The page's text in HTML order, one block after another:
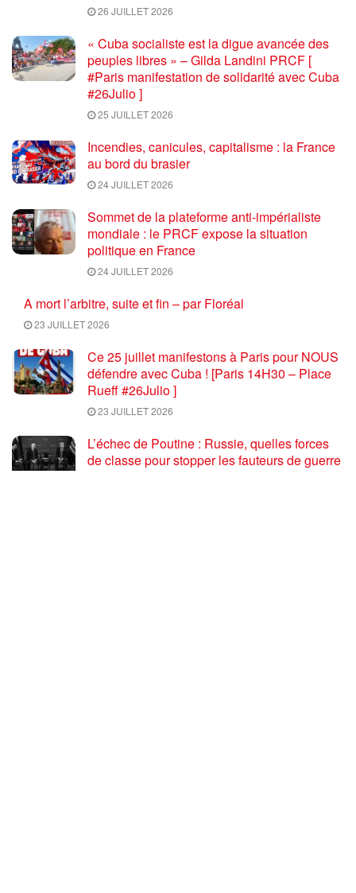
26 JUILLET 2026
« Cuba socialiste est la digue avancée des
peuples libres » – Gilda Landini PRCF [
#Paris manifestation de solidarité avec Cuba
#26Julio ]
25 JUILLET 2026
Incendies, canicules, capitalisme : la France
au bord du brasier
24 JUILLET 2026
Sommet de la plateforme anti-impérialiste
mondiale : le PRCF expose la situation
politique en France
24 JUILLET 2026
A mort l’arbitre, suite et fin – par Floréal
23 JUILLET 2026
Ce 25 juillet manifestons à Paris pour NOUS
défendre avec Cuba ! [Paris 14H30 – Place
Rueff #26Julio ]
23 JUILLET 2026
L’échec de Poutine : Russie, quelles forces
de classe pour stopper les fauteurs de guerre